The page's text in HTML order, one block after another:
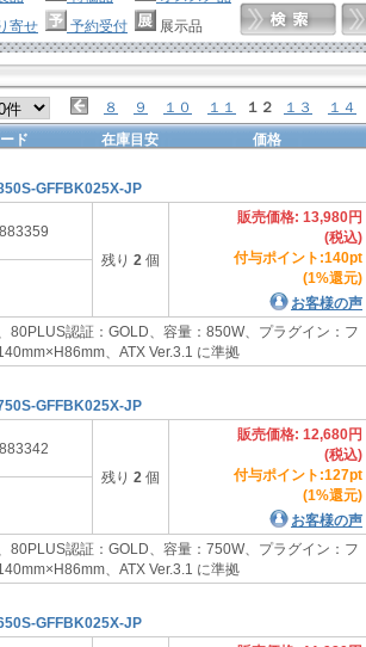
寄せ 予約受付 展示品
８ ９ １０ １１ １２ １３ １４
ド 在庫目安 価格
GFFBK025X-JP
残り 2 個
販売価格: 13,980円
(税込)
付与ポイント:140pt
(1%還元)
お客様の声
80PLUS認証：GOLD、容量：850W、プラグイン：フ
、ATX Ver.3.1 に準拠
GFFBK025X-JP
残り 2 個
販売価格: 12,680円
(税込)
付与ポイント:127pt
(1%還元)
お客様の声
80PLUS認証：GOLD、容量：750W、プラグイン：フ
、ATX Ver.3.1 に準拠
GFFBK025X-JP